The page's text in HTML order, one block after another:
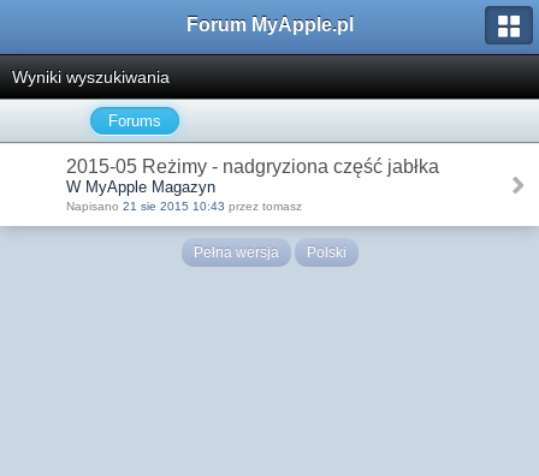
Forum MyApple.pl
Wyniki wyszukiwania
Forums
2015-05 Reżimy - nadgryziona część jabłka
W MyApple Magazyn
Napisano 21 sie 2015 10:43 przez tomasz
Pełna wersja Polski